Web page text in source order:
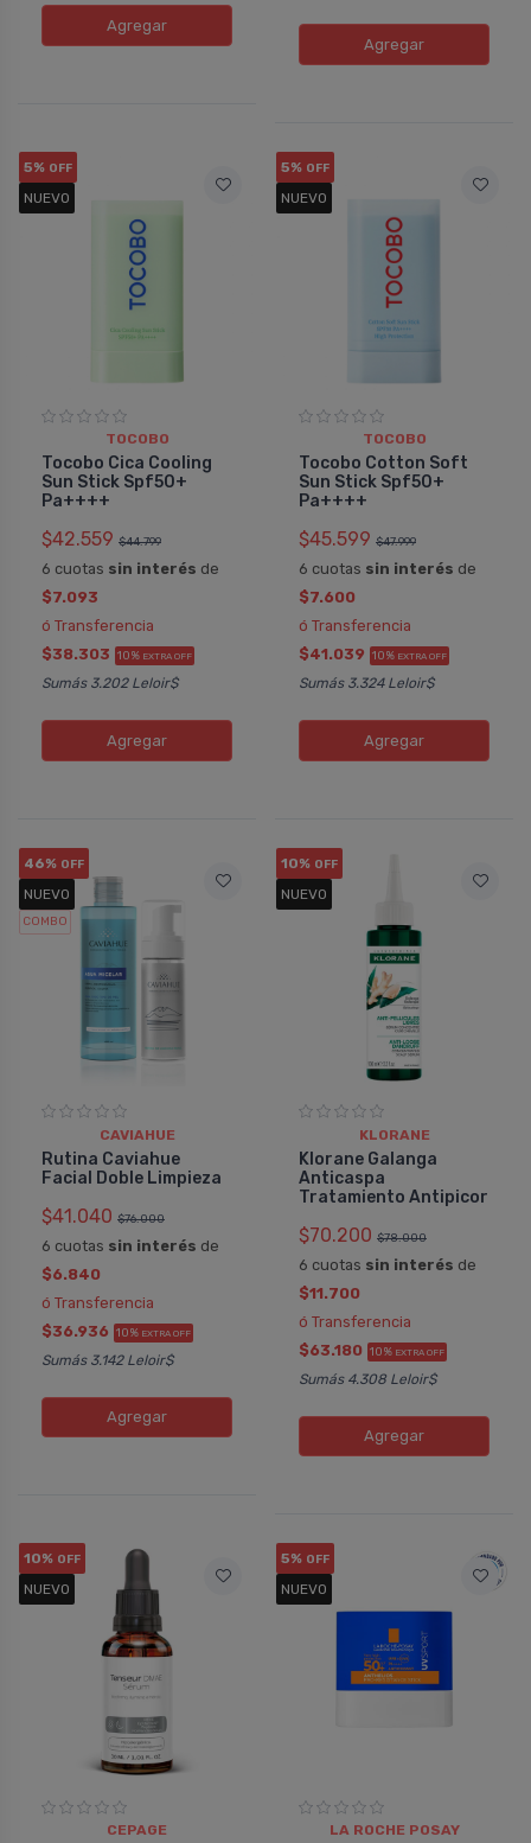
Agregar
Agregar
5% OFF
NUEVO
TOCOBO
Tocobo Cica Cooling
Sun Stick Spf50+
Pa++++
$42.559 $44.799
6 cuotas sin interés de
$7.093
ó Transferencia
$38.303 10% EXTRA OFF
Sumás 3.202 Leloir$
Agregar
5% OFF
NUEVO
TOCOBO
Tocobo Cotton Soft
Sun Stick Spf50+
Pa++++
$45.599 $47.999
6 cuotas sin interés de
$7.600
ó Transferencia
$41.039 10% EXTRA OFF
Sumás 3.324 Leloir$
Agregar
46% OFF
NUEVO
COMBO
CAVIAHUE
Rutina Caviahue
Facial Doble Limpieza
$41.040 $76.000
6 cuotas sin interés de
$6.840
ó Transferencia
$36.936 10% EXTRA OFF
Sumás 3.142 Leloir$
Agregar
10% OFF
NUEVO
KLORANE
Klorane Galanga
Anticaspa
Tratamiento Antipicor
$70.200 $78.000
6 cuotas sin interés de
$11.700
ó Transferencia
$63.180 10% EXTRA OFF
Sumás 4.308 Leloir$
Agregar
10% OFF
NUEVO
CEPAGE
5% OFF
NUEVO
LA ROCHE POSAY